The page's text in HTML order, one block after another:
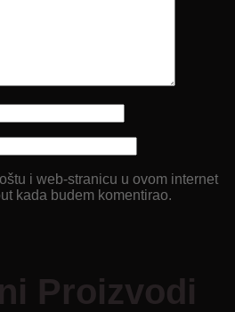
i web-stranicu u ovom internet
kada budem komentirao.
Proizvodi